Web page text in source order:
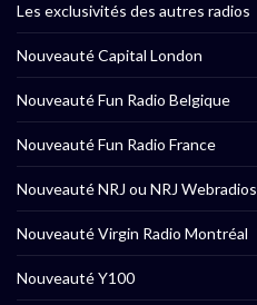
Les exclusivités des autres radios
Nouveauté Capital London
Nouveauté Fun Radio Belgique
Nouveauté Fun Radio France
Nouveauté NRJ ou NRJ Webradios
Nouveauté Virgin Radio Montréal
Nouveauté Y100